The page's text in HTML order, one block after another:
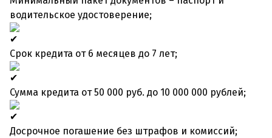
водительское удостоверение;
Срок кредита от 6 месяцев до 7 лет;
Сумма кредита от 50 000 руб. до 10 000 000 рублей;
Досрочное погашение без штрафов и комиссий;